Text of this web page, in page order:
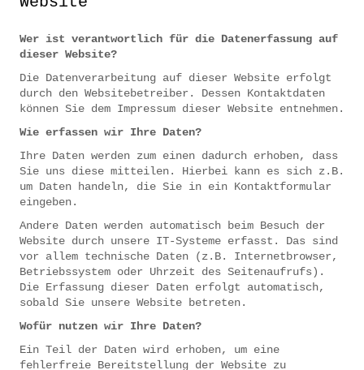
Wer ist verantwortlich für die Datenerfassung auf
dieser Website?
Die Datenverarbeitung auf dieser Website erfolgt
durch den Websitebetreiber. Dessen Kontaktdaten
können Sie dem Impressum dieser Website entnehmen.
Wie erfassen wir Ihre Daten?
Ihre Daten werden zum einen dadurch erhoben, dass
Sie uns diese mitteilen. Hierbei kann es sich z.B.
um Daten handeln, die Sie in ein Kontaktformular
eingeben.
Andere Daten werden automatisch beim Besuch der
Website durch unsere IT-Systeme erfasst. Das sind
vor allem technische Daten (z.B. Internetbrowser,
Betriebssystem oder Uhrzeit des Seitenaufrufs).
Die Erfassung dieser Daten erfolgt automatisch,
sobald Sie unsere Website betreten.
Wofür nutzen wir Ihre Daten?
Ein Teil der Daten wird erhoben, um eine
fehlerfreie Bereitstellung der Website zu